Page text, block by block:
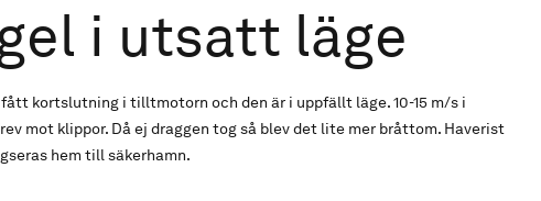
i utsatt läge
kortslutning i tilltmotorn och den är i uppfällt läge. 10-15 m/s i
mot klippor. Då ej draggen tog så blev det lite mer bråttom. Haverist
hem till säkerhamn.